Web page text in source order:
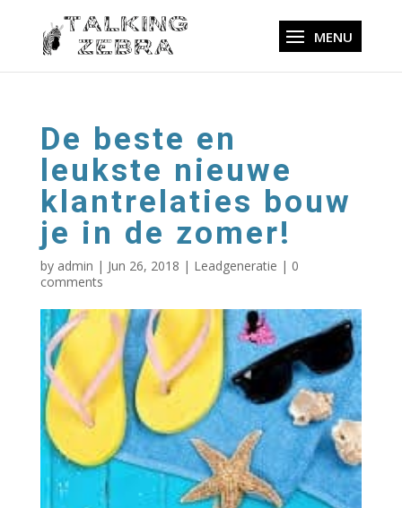
De beste en
leukste nieuwe
klantrelaties bouw
je in de zomer!
by admin | Jun 26, 2018 | Leadgeneratie | 0
comments